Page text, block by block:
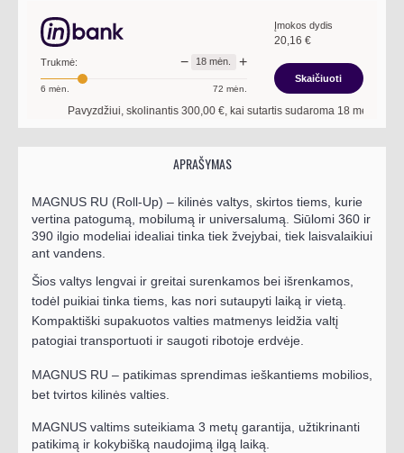
Trukmė: − 18 mėn. +
6 mėn. 72 mėn.
Įmokos dydis
20,16 €
Skaičiuoti
Pavyzdžiui, skolinantis300,00€, kai sutartis sudaroma18mėn. terminui,
APRAŠYMAS
MAGNUS RU (Roll-Up) – kilinės valtys, skirtos tiems, kurie
vertina patogumą, mobilumą ir universalumą. Siūlomi 360 ir
390 ilgio modeliai idealiai tinka tiek žvejybai, tiek laisvalaikiui
ant vandens.
Šios valtys lengvai ir greitai surenkamos bei išrenkamos,
todėl puikiai tinka tiems, kas nori sutaupyti laiką ir vietą.
Kompaktiški supakuotos valties matmenys leidžia valtį
patogiai transportuoti ir saugoti ribotoje erdvėje.
MAGNUS RU – patikimas sprendimas ieškantiems mobilios,
bet tvirtos kilinės valties.
MAGNUS valtims suteikiama 3 metų garantija, užtikrinanti
patikimą ir kokybišką naudojimą ilgą laiką.